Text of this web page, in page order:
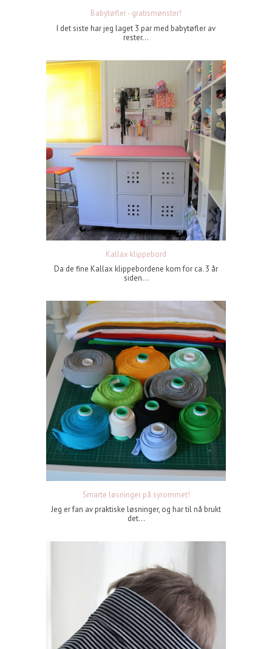
Babytøfler - gratismønster!
I det siste har jeg laget 3 par med babytøfler av
rester...
Kallax klippebord
Da de fine Kallax klippebordene kom for ca. 3 år
siden...
Smarte løsninger på syrommet!
Jeg er fan av praktiske løsninger, og har til nå brukt
det...